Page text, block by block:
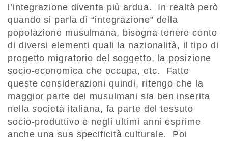
l’integrazione diventa più ardua. In realtà però
quando si parla di “integrazione” della
popolazione musulmana, bisogna tenere conto
di diversi elementi quali la nazionalità, il tipo di
progetto migratorio del soggetto, la posizione
socio-economica che occupa, etc. Fatte
queste considerazioni quindi, ritengo che la
maggior parte dei musulmani sia ben inserita
nella società italiana, fa parte del tessuto
socio-produttivo e negli ultimi anni esprime
anche una sua specificità culturale. Poi